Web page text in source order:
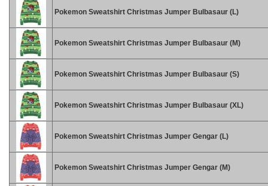
Pokemon Sweatshirt Christmas Jumper Bulbasaur (L)
Pokemon Sweatshirt Christmas Jumper Bulbasaur (M)
Pokemon Sweatshirt Christmas Jumper Bulbasaur (S)
Pokemon Sweatshirt Christmas Jumper Bulbasaur (XL)
Pokemon Sweatshirt Christmas Jumper Gengar (L)
Pokemon Sweatshirt Christmas Jumper Gengar (M)